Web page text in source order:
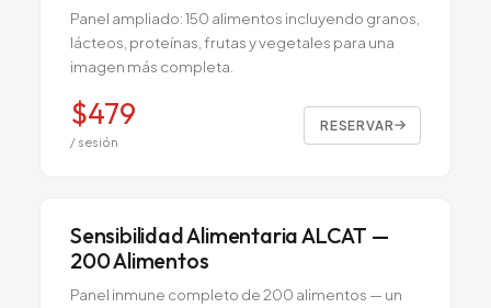
Panel ampliado: 150 alimentos incluyendo granos,
lácteos, proteínas, frutas y vegetales para una
imagen más completa.
$479
/ sesión
RESERVAR
Sensibilidad Alimentaria ALCAT —
200 Alimentos
Panel inmune completo de 200 alimentos — un